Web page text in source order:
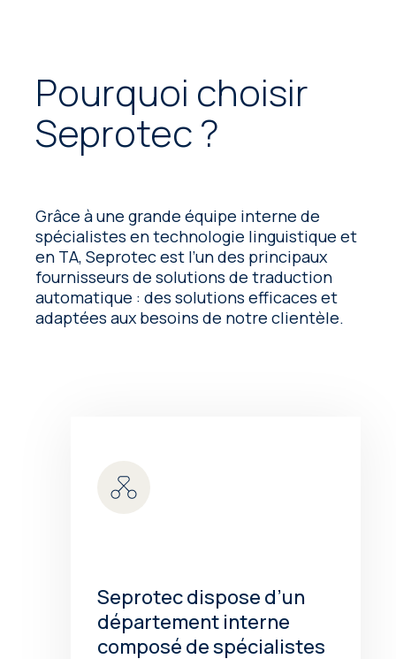
Pourquoi choisir
Seprotec ?
Grâce à une grande équipe interne de
spécialistes en technologie linguistique et
en TA, Seprotec est l’un des principaux
fournisseurs de solutions de traduction
automatique : des solutions efficaces et
adaptées aux besoins de notre clientèle.
Seprotec dispose d’un
département interne
composé de spécialistes